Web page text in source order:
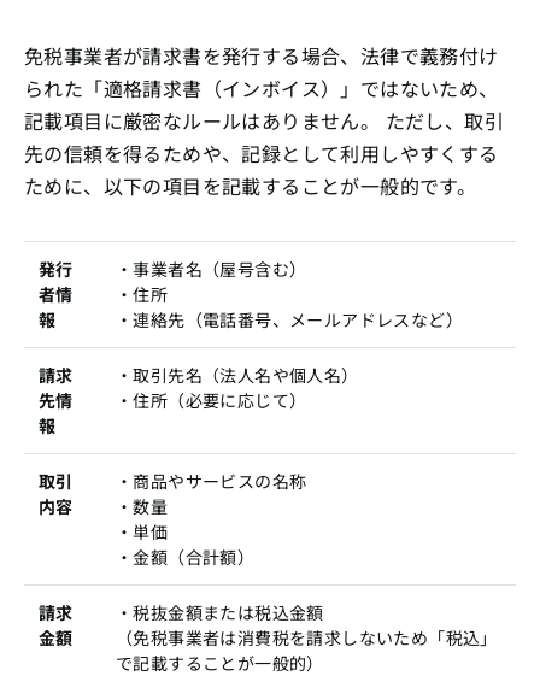
免税事業者が請求書を発行する場合、法律で義務付け
られた「適格請求書（インボイス）」ではないため、
記載項目に厳密なルールはありません。 ただし、取引
先の信頼を得るためや、記録として利用しやすくする
ために、以下の項目を記載することが一般的です。
発行
者情
報
・事業者名（屋号含む）
・住所
・連絡先（電話番号、メールアドレスなど）
請求
先情
報
・取引先名（法人名や個人名）
・住所（必要に応じて）
取引
内容
・商品やサービスの名称
・数量
・単価
・金額（合計額）
請求
金額
・税抜金額または税込金額
（免税事業者は消費税を請求しないため「税込」
で記載することが一般的）